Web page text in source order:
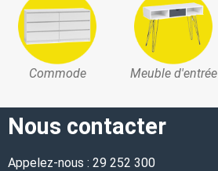
Commode Meuble d'entrée
Nous contacter
Appelez-nous : 29 252 300